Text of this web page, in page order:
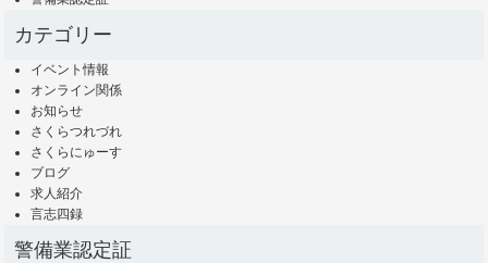
カテゴリー
イベント情報
オンライン関係
お知らせ
さくらつれづれ
さくらにゅーす
ブログ
求人紹介
言志四録
警備業認定証